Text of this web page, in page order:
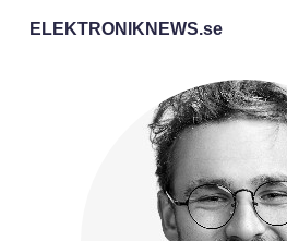
ELEKTRONIKNEWS.se